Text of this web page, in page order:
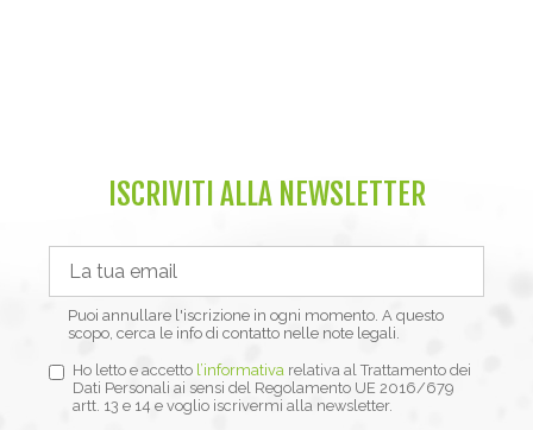
ISCRIVITI ALLA NEWSLETTER
Puoi annullare l'iscrizione in ogni momento. A questo
scopo, cerca le info di contatto nelle note legali.
Ho letto e accetto l’informativa relativa al Trattamento dei
Dati Personali ai sensi del Regolamento UE 2016/679
artt. 13 e 14 e voglio iscrivermi alla newsletter.